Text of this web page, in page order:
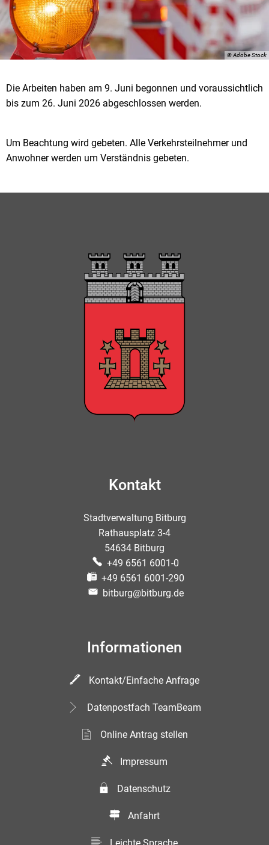
© Adobe Stock
Die Arbeiten haben am 9. Juni begonnen und voraussichtlich
bis zum 26. Juni 2026 abgeschlossen werden.
Um Beachtung wird gebeten. Alle Verkehrsteilnehmer und
Anwohner werden um Verständnis gebeten.
Kontakt
Stadtverwaltung Bitburg
Rathausplatz 3-4
54634 Bitburg
+49 6561 6001-0
+49 6561 6001-290
bitburg@bitburg.de
Informationen
Kontakt/Einfache Anfrage
Datenpostfach TeamBeam
Online Antrag stellen
Impressum
Datenschutz
Anfahrt
Leichte Sprache